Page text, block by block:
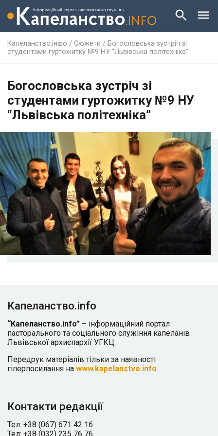
Капеланство.інфо / Сюжети / Богословська зустріч зі
студентами гуртожитку №9 НУ “Львівська політехніка”
Богословська зустріч зі
студентами гуртожитку №9 НУ
“Львівська політехніка”
Капеланство.info
“Капеланство.info” – інформаційний портал
пасторального та соціального служіння капеланів
Львівської архиєпархії УГКЦ.
Передрук матеріалів тільки за наявності
гіперпосилання на www.kapelanstvo.info
Контакти редакції
Тел: +38 (067) 671 42 16
Тел: +38 (032) 235 76 76